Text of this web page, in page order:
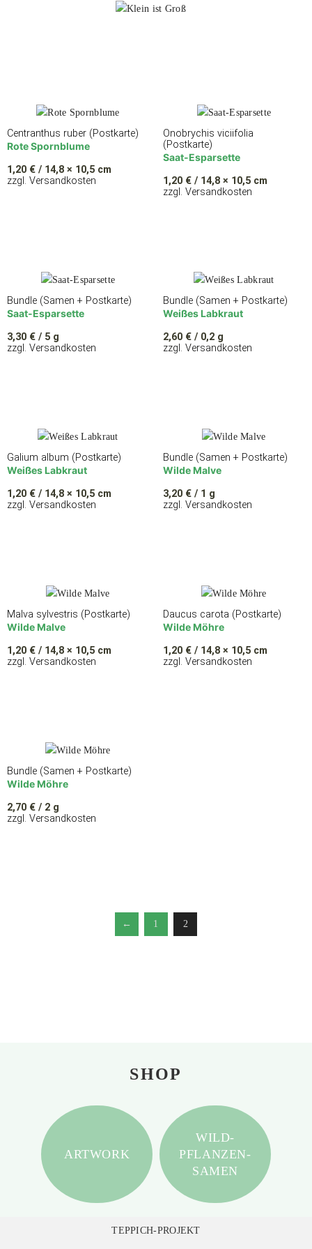
Centranthus ruber (Postkarte)
Rote Spornblume
1,20 € / 14,8 × 10,5 cm
zzgl. Versandkosten
Onobrychis viciifolia
(Postkarte)
Saat-Esparsette
1,20 € / 14,8 × 10,5 cm
zzgl. Versandkosten
Bundle (Samen + Postkarte)
Saat-Esparsette
3,30 € / 5 g
zzgl. Versandkosten
Bundle (Samen + Postkarte)
Weißes Labkraut
2,60 € / 0,2 g
zzgl. Versandkosten
Galium album (Postkarte)
Weißes Labkraut
1,20 € / 14,8 × 10,5 cm
zzgl. Versandkosten
Bundle (Samen + Postkarte)
Wilde Malve
3,20 € / 1 g
zzgl. Versandkosten
Malva sylvestris (Postkarte)
Wilde Malve
1,20 € / 14,8 × 10,5 cm
zzgl. Versandkosten
Daucus carota (Postkarte)
Wilde Möhre
1,20 € / 14,8 × 10,5 cm
zzgl. Versandkosten
Bundle (Samen + Postkarte)
Wilde Möhre
2,70 € / 2 g
zzgl. Versandkosten
← 1 2
SHOP
ARTWORK
WILD-
PFLANZEN-
SAMEN
TEPPICH-PROJEKT